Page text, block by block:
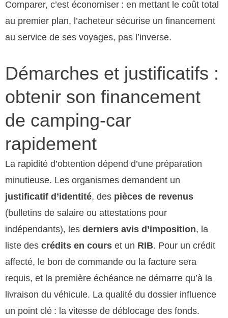
Comparer, c’est économiser : en mettant le coût total
au premier plan, l’acheteur sécurise un financement
au service de ses voyages, pas l’inverse.
Démarches et justificatifs :
obtenir son financement
de camping-car
rapidement
La rapidité d’obtention dépend d’une préparation
minutieuse. Les organismes demandent un
justificatif d’identité, des pièces de revenus
(bulletins de salaire ou attestations pour
indépendants), les derniers avis d’imposition, la
liste des crédits en cours et un RIB. Pour un crédit
affecté, le bon de commande ou la facture sera
requis, et la première échéance ne démarre qu’à la
livraison du véhicule. La qualité du dossier influence
un point clé : la vitesse de déblocage des fonds.